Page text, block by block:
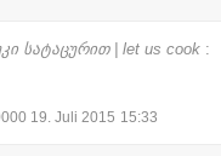
სატაცურით | let us cook :
19. Juli 2015 15:33